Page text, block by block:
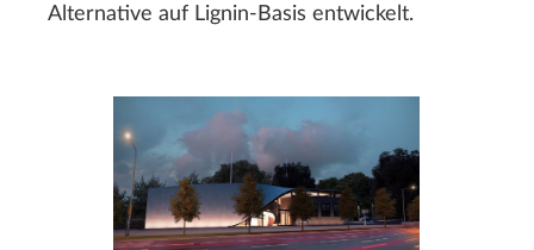
Alternative auf Lignin-Basis entwickelt.